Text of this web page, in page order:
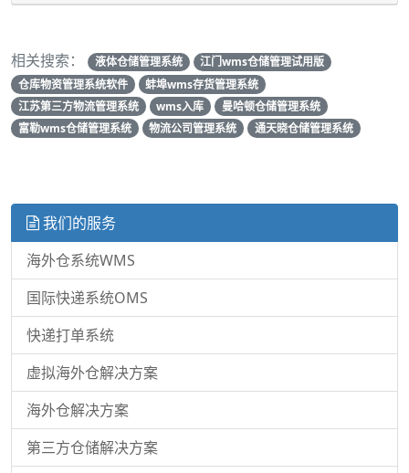
相关搜索： 液体仓储管理系统
江门wms仓储管理试用版
仓库物资管理系统软件
蚌埠wms存货管理系统
江苏第三方物流管理系统
wms入库
曼哈顿仓储管理系统
富勒wms仓储管理系统
物流公司管理系统 通天晓仓储管理系统
我们的服务
海外仓系统WMS
国际快递系统OMS
快递打单系统
虚拟海外仓解决方案
海外仓解决方案
第三方仓储解决方案